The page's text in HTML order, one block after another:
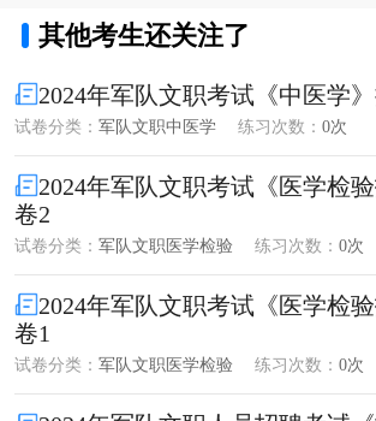
其他考生还关注了
2024年军队文职考试《中医学
试卷分类： 军队文职中医学 练习次数： 0次
2024年军队文职考试《医学检
卷2
试卷分类： 军队文职医学检验 练习次数： 0次
2024年军队文职考试《医学检
卷1
试卷分类： 军队文职医学检验 练习次数： 0次